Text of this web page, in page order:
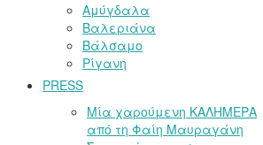
Αμύγδαλα
Βαλεριάνα
Βάλσαμο
Ρίγανη
PRESS
Μία χαρούμενη ΚΑΛΗΜΕΡΑ
από τη Φαίη Μαυραγάνη